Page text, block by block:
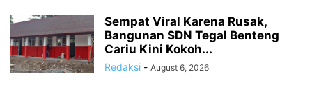
Sempat Viral Karena Rusak,
Bangunan SDN Tegal Benteng
Cariu Kini Kokoh...
Redaksi - August 6, 2026